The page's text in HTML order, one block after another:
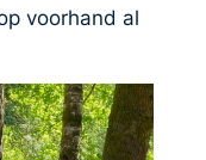
voorhand al